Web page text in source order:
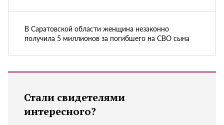
В Саратовской области женщина незаконно
получила 5 миллионов за погибшего на СВО сына
Стали свидетелями
интересного?